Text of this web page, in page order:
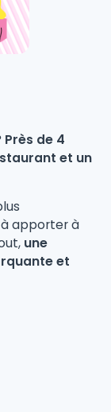
de 4
et un
apporter à
une
et